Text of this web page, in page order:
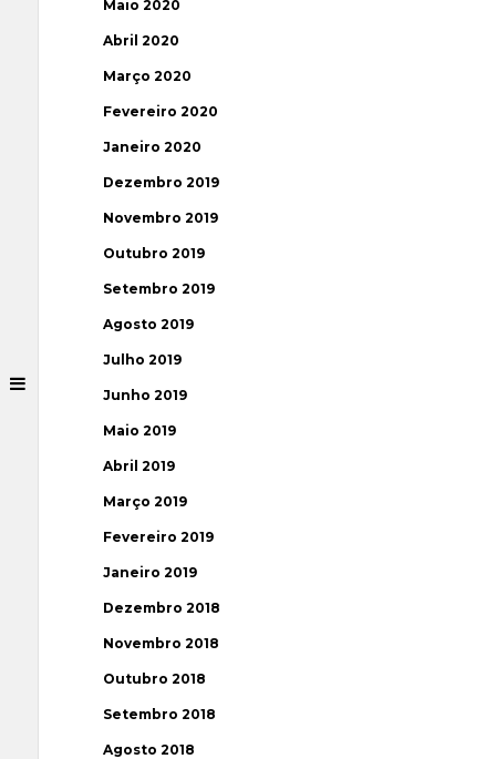
Maio 2020
Abril 2020
Março 2020
Fevereiro 2020
Janeiro 2020
Dezembro 2019
Novembro 2019
Outubro 2019
Setembro 2019
Agosto 2019
Julho 2019
Junho 2019
Maio 2019
Abril 2019
Março 2019
Fevereiro 2019
Janeiro 2019
Dezembro 2018
Novembro 2018
Outubro 2018
Setembro 2018
Agosto 2018